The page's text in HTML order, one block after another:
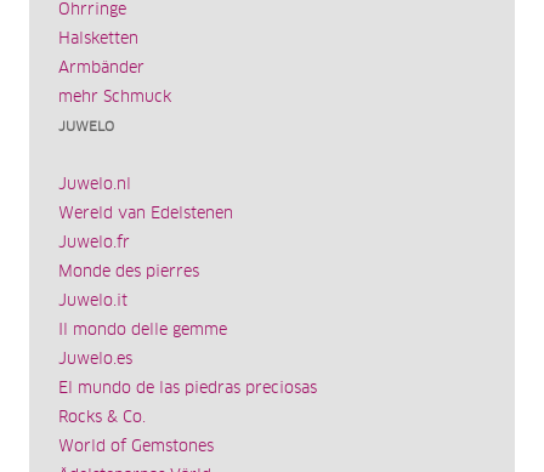
Ohrringe
Halsketten
Armbänder
mehr Schmuck
JUWELO
Juwelo.nl
Wereld van Edelstenen
Juwelo.fr
Monde des pierres
Juwelo.it
Il mondo delle gemme
Juwelo.es
El mundo de las piedras preciosas
Rocks & Co.
World of Gemstones